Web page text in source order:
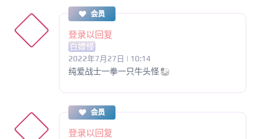
会员
登录以回复
白嫖怪
2022年7月27日 | 10:14
纯爱战士一拳一只牛头怪
会员
登录以回复